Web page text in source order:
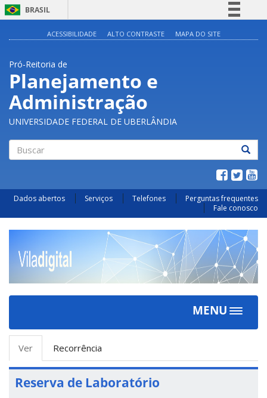
BRASIL
Acesso à informação
ACESSIBILIDADE ALTO CONTRASTE MAPA DO SITE
Pró-Reitoria de
Planejamento e
Administração
UNIVERSIDADE FEDERAL DE UBERLÂNDIA
Dados abertos Serviços Telefones
Perguntas frequentes
Fale conosco
MENU
Toggle
Abas
primárias
Ver
ativa)
Recorrência
Reserva de Laboratório